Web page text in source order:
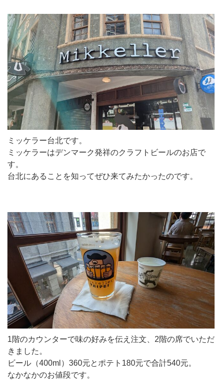
ミッケラー台北です。
ミッケラーはデンマーク発祥のクラフトビールのお店で
す。
台北にあることを知ってぜひ来てみたかったのです。
1階のカウンターで味の好みを伝え注文、2階の席でいただ
きました。
ビール（400ml）360元とポテト180元で合計540元。
なかなかのお値段です。